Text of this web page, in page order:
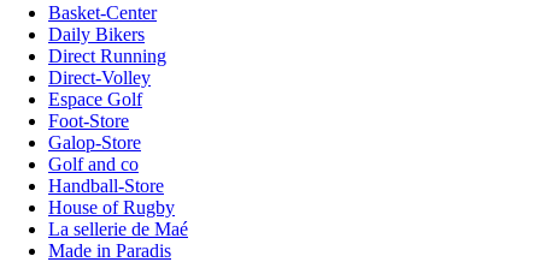
Basket-Center
Daily Bikers
Direct Running
Direct-Volley
Espace Golf
Foot-Store
Galop-Store
Golf and co
Handball-Store
House of Rugby
La sellerie de Maé
Made in Paradis